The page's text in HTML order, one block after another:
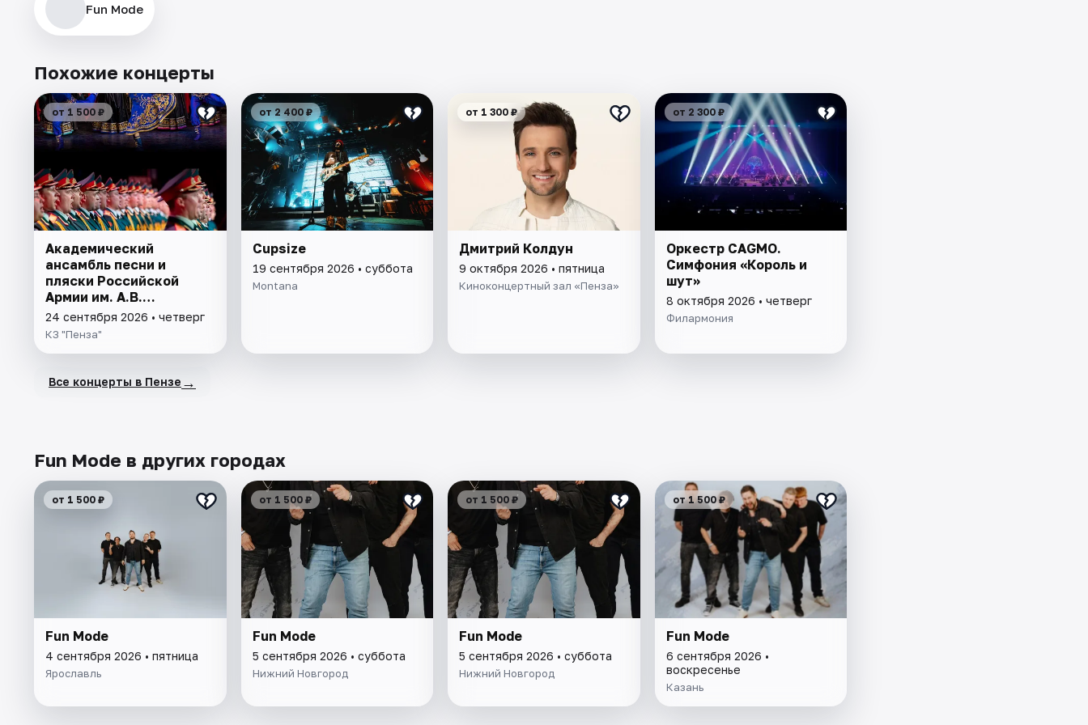
Fun Mode
Похожие концерты
от 1 500 ₽
Академический
ансамбль песни и
пляски Российской
Армии им. А.В.
Александрова
24 сентября 2026 • четверг
КЗ "Пенза"
от 2 400 ₽
Cupsize
19 сентября 2026 • суббота
Montana
от 1 300 ₽
Дмитрий Колдун
9 октября 2026 • пятница
Киноконцертный зал «Пенза»
от 2 300 ₽
Оркестр CAGMO.
Симфония «Король и
шут»
8 октября 2026 • четверг
Филармония
Все концерты в Пензе →
Fun Mode в других городах
от 1 500 ₽
Fun Mode
4 сентября 2026 • пятница
Ярославль
от 1 500 ₽
Fun Mode
5 сентября 2026 • суббота
Нижний Новгород
от 1 500 ₽
Fun Mode
5 сентября 2026 • суббота
Нижний Новгород
от 1 500 ₽
Fun Mode
6 сентября 2026 •
воскресенье
Казань